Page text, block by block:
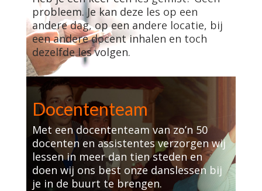
probleem. Je kan deze les op een
andere dag, op een andere locatie, bij
een andere docent inhalen en toch
dezelfde les volgen.
Docententeam
Met een docententeam van zo’n 50
docenten en assistentes verzorgen wij
lessen in meer dan tien steden en
doen wij ons best onze danslessen bij
je in de buurt te brengen.